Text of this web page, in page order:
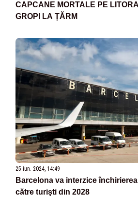
CAPCANE MORTALE PE
GROPI LA ȚĂRM
25 iun. 2024, 14:49
Barcelona va interzice
către turişti din 2028